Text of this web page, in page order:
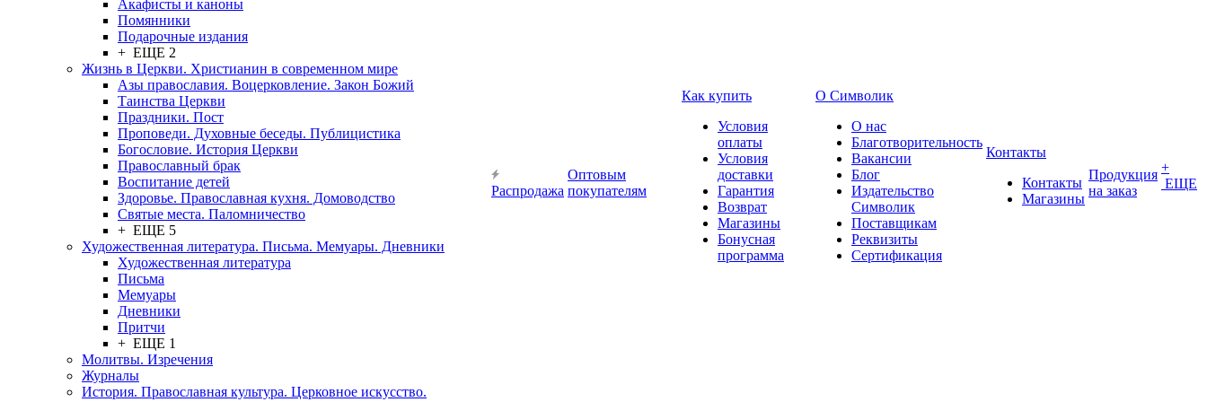
Акафисты и каноны
Помянники
Подарочные издания
+ ЕЩЕ 2
Жизнь в Церкви. Христианин в современном мире
Азы православия. Воцерковление. Закон Божий
Таинства Церкви
Праздники. Пост
Проповеди. Духовные беседы. Публицистика
Богословие. История Церкви
Православный брак
Воспитание детей
Здоровье. Православная кухня. Домоводство
Святые места. Паломничество
+ ЕЩЕ 5
Художественная литература. Письма. Мемуары. Дневники
Художественная литература
Письма
Мемуары
Дневники
Притчи
+ ЕЩЕ 1
Молитвы. Изречения
Журналы
История. Православная культура. Церковное искусство.
Распродажа
Оптовым
покупателям
Как купить
Условия
оплаты
Условия
доставки
Гарантия
Возврат
Магазины
Бонусная
программа
О Символик
О нас
Благотворительность
Вакансии
Блог
Издательство
Символик
Поставщикам
Реквизиты
Сертификация
Контакты
Контакты
Магазины
Продукция
на заказ
+
ЕЩЕ